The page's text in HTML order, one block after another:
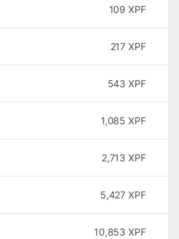
109 XPF
217 XPF
543 XPF
1,085 XPF
2,713 XPF
5,427 XPF
10,853 XPF